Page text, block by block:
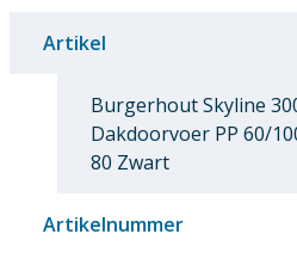
Artikel
Burgerhout Skyline
Dakdoorvoer PP 60/
80 Zwart
Artikelnummer